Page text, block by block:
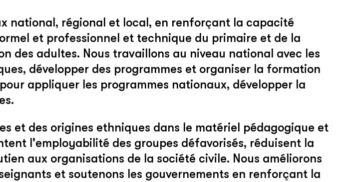
national, régional et local, en renforçant la capacité
et professionnel et technique du primaire et de la
des adultes. Nous travaillons au niveau national avec les
développer des programmes et organiser la formation
appliquer les programmes nationaux, développer la
et des origines ethniques dans le matériel pédagogique et
l'employabilité des groupes défavorisés, réduisent la
aux organisations de la société civile. Nous améliorons
et soutenons les gouvernements en renforçant la